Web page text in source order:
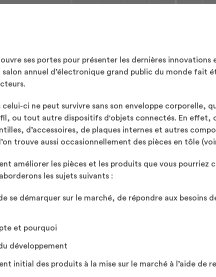
ses portes pour présenter les dernières
annuel d’électronique grand public du monde fait
ci ne peut survivre sans son enveloppe corporelle,
ou tout autre dispositifs d'objets connectés. En effet,
d’accessoires, de plaques internes et autres
trouve aussi occasionnellement des pièces en tôle
améliorer les pièces et les produits que vous pourriez
les sujets suivants :
se démarquer sur le marché, de répondre aux besoins
et pourquoi
développement
initial des produits à la mise sur le marché à l’aide de